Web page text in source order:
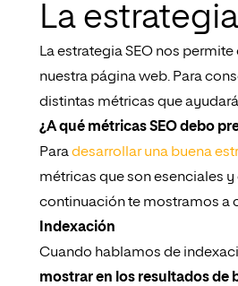
La
La estrategia SEO nos
nuestra página web. Para
distintas métricas que
¿A qué métricas SEO debo
Paradesarrollar una buena
métricas que son esenciales
continuación te mostramos a
Indexación
Cuando hablamos de
mostrar en los resultados de